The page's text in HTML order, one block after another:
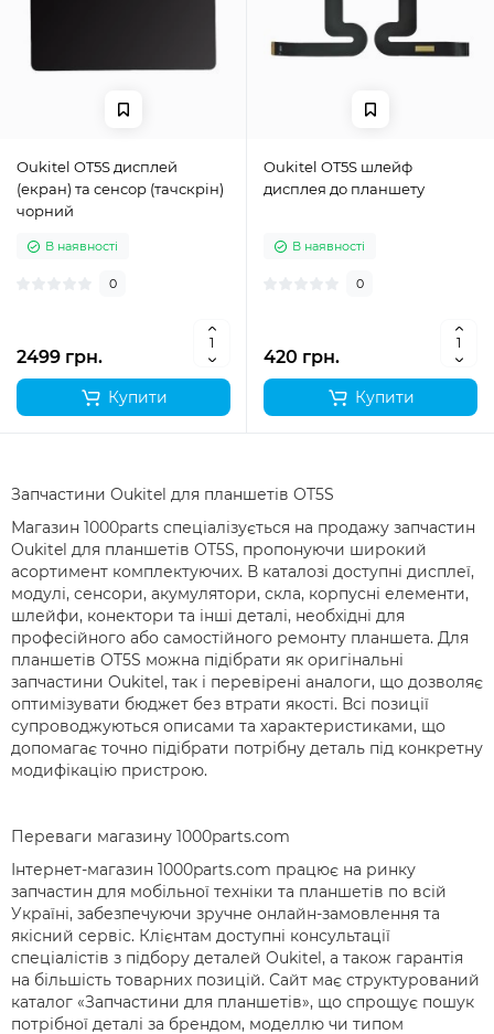
Oukitel OT5S дисплей
(екран) та сенсор (тачскрін)
чорний
В наявності
0
2499 грн.
Купити
Oukitel OT5S шлейф
дисплея до планшету
В наявності
0
420 грн.
Купити
Запчастини Oukitel для планшетів OT5S
Магазин 1000parts спеціалізується на продажу запчастин
Oukitel для планшетів OT5S, пропонуючи широкий
асортимент комплектуючих. В каталозі доступні дисплеї,
модулі, сенсори, акумулятори, скла, корпусні елементи,
шлейфи, конектори та інші деталі, необхідні для
професійного або самостійного ремонту планшета. Для
планшетів OT5S можна підібрати як оригінальні
запчастини Oukitel, так і перевірені аналоги, що дозволяє
оптимізувати бюджет без втрати якості. Всі позиції
супроводжуються описами та характеристиками, що
допомагає точно підібрати потрібну деталь під конкретну
модифікацію пристрою.
Переваги магазину 1000parts.com
Інтернет-магазин 1000parts.com працює на ринку
запчастин для мобільної техніки та планшетів по всій
Україні, забезпечуючи зручне онлайн-замовлення та
якісний сервіс. Клієнтам доступні консультації
спеціалістів з підбору деталей Oukitel, а також гарантія
на більшість товарних позицій. Сайт має структурований
каталог «Запчастини для планшетів», що спрощує пошук
потрібної деталі за брендом, моделлю чи типом